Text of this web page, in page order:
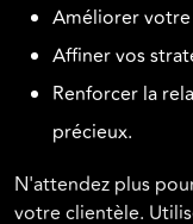
Améliorer
Affiner vos
Renforcer la
précieux.
N'attendez plus
votre clientèle.